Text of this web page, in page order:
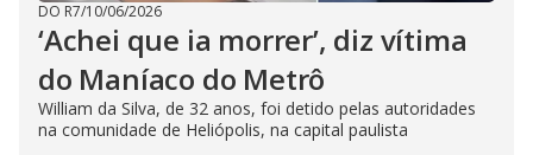
DO R7/10/06/2026
‘Achei que ia morrer’, diz vítima
do Maníaco do Metrô
William da Silva, de 32 anos, foi detido pelas autoridades
na comunidade de Heliópolis, na capital paulista